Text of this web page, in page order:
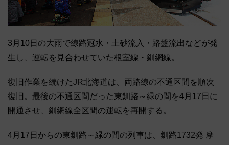
3月10日の大雨で線路冠水・土砂流入・路盤流出などが発
生し、運転を見合わせていた根室線・釧網線。
復旧作業を続けたJR北海道は、両路線の不通区間を順次
復旧。最後の不通区間だった東釧路～緑の間を4月17日に
開通させ、釧網線全区間の運転を再開する。
4月17日からの東釧路～緑の間の列車は、釧路1732発 摩